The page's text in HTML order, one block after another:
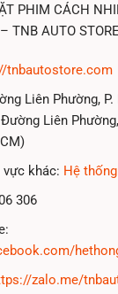
PHIM CÁCH
TNB AUTO STORE
tnbautostore.com
Liên Phường, P.
Liên
khác: Hệ
306
zalo.me/